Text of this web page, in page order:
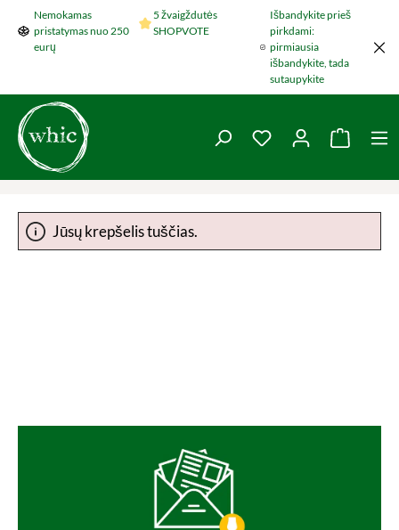
Šokti į pagrindinį turinį
Nemokamas
pristatymas nuo 250
eurų
5 žvaigždutės
SHOPVOTE
Išbandykite prieš
pirkdami:
pirmiausia
išbandykite, tada
sutaupykite
You have 0 wishlist
Jūsų krepšelis tuščias.